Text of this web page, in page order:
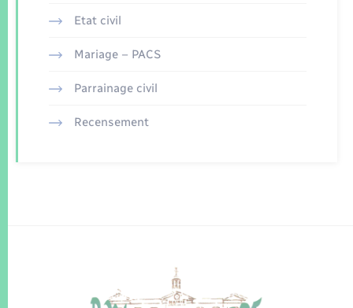
Etat civil
Mariage – PACS
Parrainage civil
Recensement